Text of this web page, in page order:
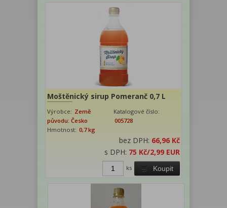
Moštěnický sirup Pomeranč 0,7 L
Výrobce: Země
původu: Česko
Katalogové číslo:
005728
Hmotnost: 0,7 kg
bez DPH: 66,96 Kč
s DPH: 75 Kč/2,99 EUR
Koupit
ks